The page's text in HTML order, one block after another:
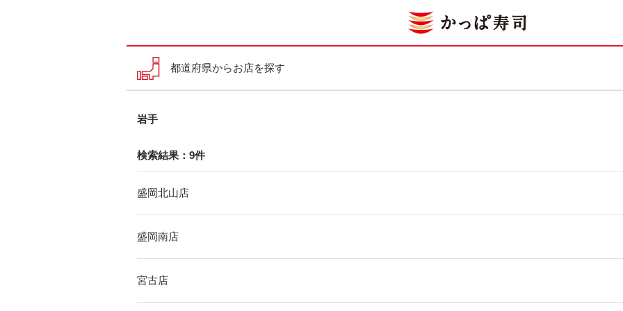
都道府県からお店を探す
岩手
検索結果：9件
盛岡北山店
盛岡南店
宮古店